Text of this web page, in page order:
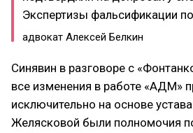
Экспертизы фальсификации
адвокат Алексей Белкин
Синявин в разговоре с
все изменения в работе «АДМ»
исключительно на основе
Желясковой были полномочия